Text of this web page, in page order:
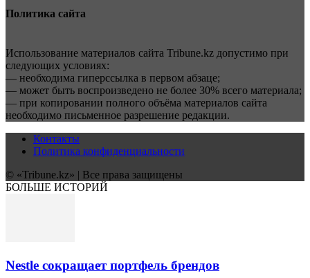
Политика сайта
Использование материалов сайта Tribune.kz допустимо при
следующих условиях:
— необходима гиперссылка в первом абзаце;
— может быть воспроизведено не более 30% всего материала;
— при копировании полного объёма материалов сайта
необходимо письменное разрешение редакции.
Контакты
Политика конфиденциальности
© «Tribune.kz» | Все права защищены
БОЛЬШЕ ИСТОРИЙ
Nestle сокращает портфель брендов